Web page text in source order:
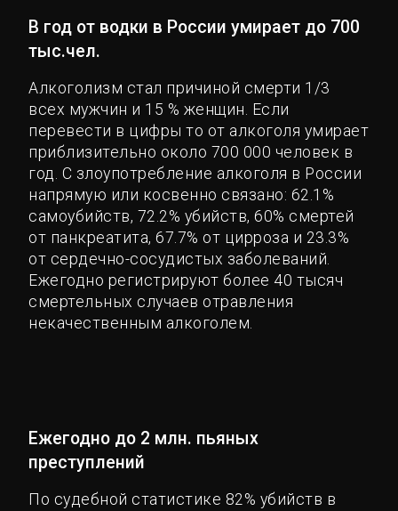
В год от водки в России умирает до 700
тыс.чел.
Алкоголизм стал причиной смерти 1/3
всех мужчин и 15 % женщин. Если
перевести в цифры то от алкоголя умирает
приблизительно около 700 000 человек в
год. С злоупотребление алкоголя в России
напрямую или косвенно связано: 62.1%
самоубийств, 72.2% убийств, 60% смертей
от панкреатита, 67.7% от цирроза и 23.3%
от сердечно-сосудистых заболеваний.
Ежегодно регистрируют более 40 тысяч
смертельных случаев отравления
некачественным алкоголем.
Ежегодно до 2 млн. пьяных
преступлений
По судебной статистике 82% убийств в